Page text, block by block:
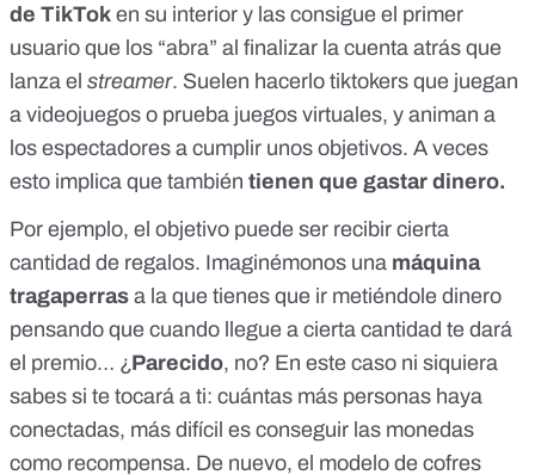
de TikTok en su interior y las consigue el primer
usuario que los “abra” al finalizar la cuenta atrás que
lanza el streamer. Suelen hacerlo tiktokers que juegan
a videojuegos o prueba juegos virtuales, y animan a
los espectadores a cumplir unos objetivos. A veces
esto implica que también tienen que gastar dinero.
Por ejemplo, el objetivo puede ser recibir cierta
cantidad de regalos. Imaginémonos una máquina
tragaperras a la que tienes que ir metiéndole dinero
pensando que cuando llegue a cierta cantidad te dará
el premio… ¿Parecido, no? En este caso ni siquiera
sabes si te tocará a ti: cuántas más personas haya
conectadas, más difícil es conseguir las monedas
como recompensa. De nuevo, el modelo de cofres